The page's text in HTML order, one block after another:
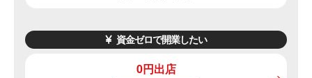
資金ゼロで開業したい
0円出店